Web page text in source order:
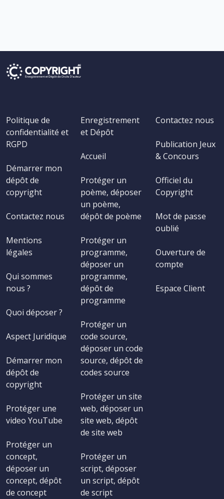
Politique de
confidentialité et
RGPD
Démarrer mon
dépôt de
copyright
Contactez nous
Mentions
légales
Qui sommes
nous ?
Quoi déposer ?
Aspect Juridique
Démarrer mon
dépôt de
copyright
Protéger une
video YouTube
Protéger un
concept,
déposer un
concept, dépôt
de concept
Enregistrement
et Dépôt
Accueil
Protéger un
poème, déposer
un poème,
dépôt de poème
Protéger un
programme,
déposer un
programme,
dépôt de
programme
Protéger un
code source,
déposer un code
source, dépôt de
codes source
Protéger un site
web, déposer un
site web, dépôt
de site web
Protéger un
script, déposer
un script, dépôt
de script
Contactez nous
Publication Jeux
& Concours
Officiel du
Copyright
Mot de passe
oublié
Ouverture de
compte
Espace Client